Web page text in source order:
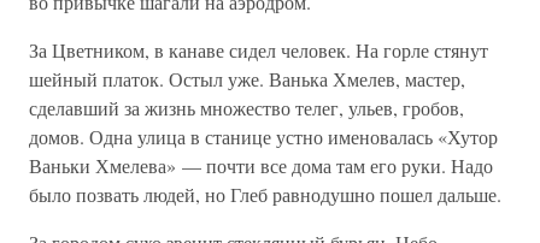
За Цветником, в канаве сидел человек. На горле стянут
шейный платок. Остыл уже. Ванька Хмелев, мастер,
сделавший за жизнь множество телег, ульев, гробов,
домов. Одна улица в станице устно именовалась «Хутор
Ваньки Хмелева» — почти все дома там его руки. Надо
было позвать людей, но Глеб равнодушно пошел дальше.